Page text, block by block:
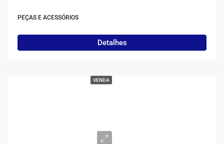
PEÇAS E ACESSÓRIOS
Detalhes
VENDA